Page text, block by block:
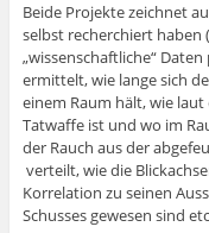
Beide Projekte zeichnet
selbst recherchiert haben
„wissenschaftliche“
ermittelt, wie lange sich
einem Raum hält, wie
Tatwaffe ist und wo im
der Rauch aus der
verteilt, wie die
Korrelation zu seinen
Schusses gewesen sind